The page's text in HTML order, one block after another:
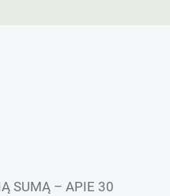
SUMĄ – APIE 30